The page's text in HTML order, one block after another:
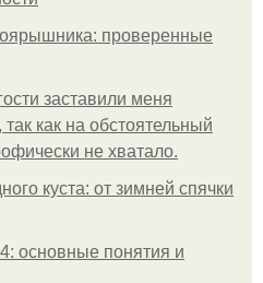
проверенные
заставили меня
как на обстоятельный
не хватало.
куста: от зимней спячки
основные понятия и